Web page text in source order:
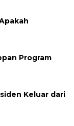
Program
Keluar dari